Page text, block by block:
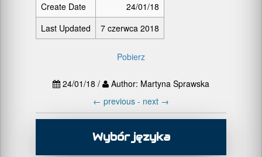
Create Date
24/01/18
Last Updated
7 czerwca 2018
Pobierz
24/01/18 /
Author: Martyna Sprawska
← previous - next →
Wybór języka